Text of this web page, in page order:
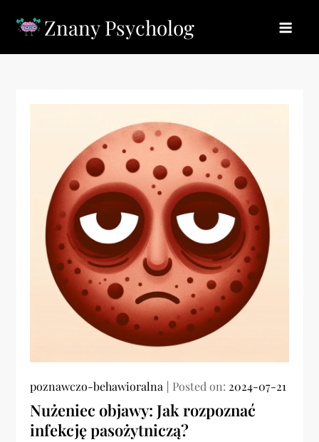
Znany Psycholog
poznawczo-behawioralna Posted on: 2024-07-21
Nużeniec objawy: Jak rozpoznać
infekcję pasożytniczą?